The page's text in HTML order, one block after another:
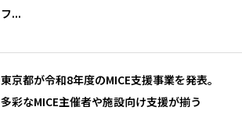
フ...
東京都が令和8年度のMICE支援事業を発表。
多彩なMICE主催者や施設向け支援が揃う